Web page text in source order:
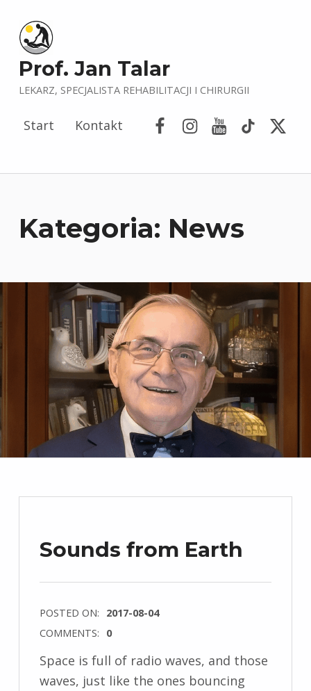
Prof. Jan Talar
LEKARZ, SPECJALISTA REHABILITACJI I CHIRURGII
Start Kontakt
Kategoria: News
Sounds from Earth
POSTED ON: 2017-08-04
COMMENTS: 0
Space is full of radio waves, and those
waves, just like the ones bouncing